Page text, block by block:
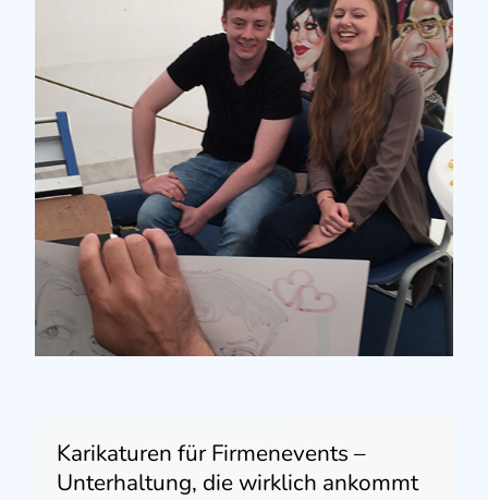
Karikaturen für Firmenevents –
Unterhaltung, die wirklich ankommt